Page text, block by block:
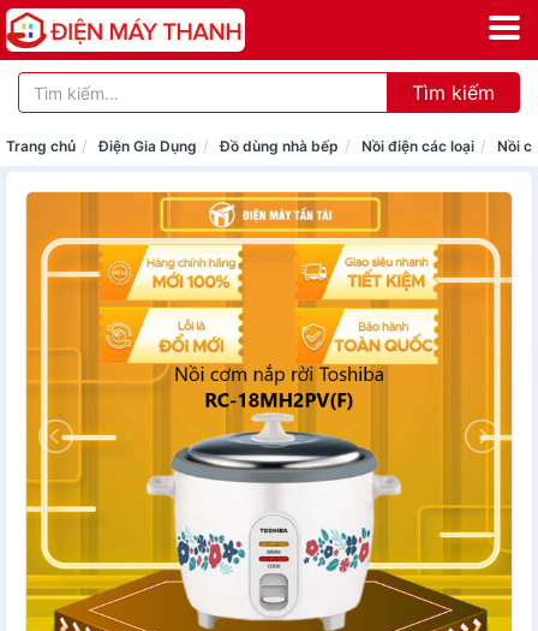
Tìm kiếm
Trang chủ Điện Gia Dụng Đồ dùng nhà bếp Nồi điện các loại Nồi